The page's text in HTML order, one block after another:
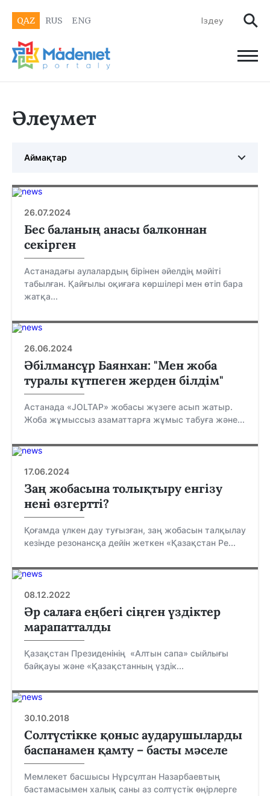
QAZ RUS ENG
Әлеумет
Аймақтар
26.07.2024
Бес баланың анасы балконнан
секірген
Астанадағы аулалардың бірінен әйелдің мәйіті
табылған. Қайғылы оқиғаға көршілері мен өтіп бара
жатқа...
26.06.2024
Әбілмансұр Баянхан: "Мен жоба
туралы күтпеген жерден білдім"
Астанада «JOLTAP» жобасы жүзеге асып жатыр.
Жоба жұмыссыз азаматтарға жұмыс табуға және...
17.06.2024
Заң жобасына толықтыру енгізу
нені өзгертті?
Қоғамда үлкен дау туғызған, заң жобасын талқылау
кезінде резонансқа дейін жеткен «Қазақстан Ре...
08.12.2022
Әр салаға еңбегі сіңген үздіктер
марапатталды
Қазақстан Президенінің «Алтын сапа» сыйлығы
байқауы және «Қазақстанның үздік...
30.10.2018
Солтүстікке қоныс аударушыларды
баспанамен қамту – басты мәселе
Мемлекет басшысы Нұрсұлтан Назарбаевтың
бастамасымен халық саны аз солтүстік өңірлерге